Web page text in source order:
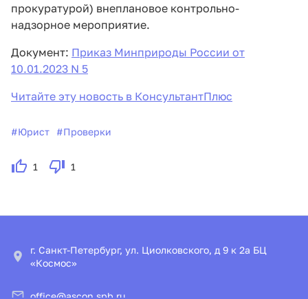
прокуратурой) внеплановое контрольно-
надзорное мероприятие.
Документ: Приказ Минприроды России от
10.01.2023 N 5
Читайте эту новость в КонсультантПлюс
#Юрист #Проверки
1 1
г. Санкт-Петербург, ул. Циолковского, д 9 к 2а БЦ
«Космос»
office@ascon.spb.ru